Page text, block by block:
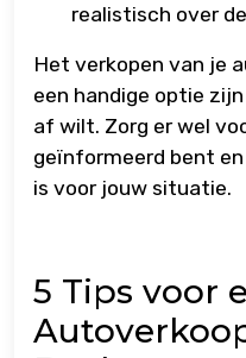
realistisch over
Het verkopen van je
een handige optie
af wilt. Zorg er wel
geïnformeerd bent
is voor jouw situatie.
5 Tips voor